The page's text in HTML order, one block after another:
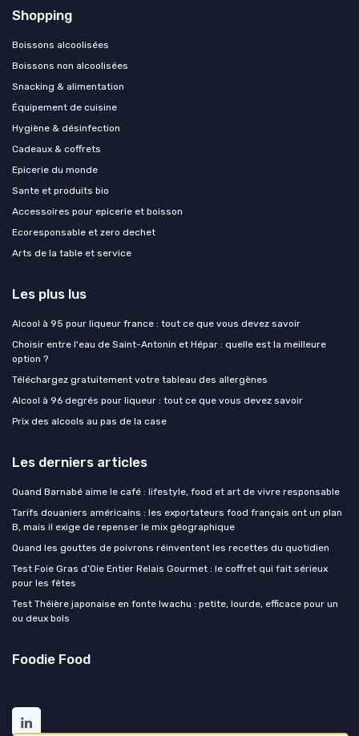
Shopping
Boissons alcoolisées
Boissons non alcoolisées
Snacking & alimentation
Équipement de cuisine
Hygiène & désinfection
Cadeaux & coffrets
Epicerie du monde
Sante et produits bio
Accessoires pour epicerie et boisson
Ecoresponsable et zero dechet
Arts de la table et service
Les plus lus
Alcool à 95 pour liqueur france : tout ce que vous devez savoir
Choisir entre l'eau de Saint-Antonin et Hépar : quelle est la meilleure
option ?
Téléchargez gratuitement votre tableau des allergènes
Alcool à 96 degrés pour liqueur : tout ce que vous devez savoir
Prix des alcools au pas de la case
Les derniers articles
Quand Barnabé aime le café : lifestyle, food et art de vivre responsable
Tarifs douaniers américains : les exportateurs food français ont un plan
B, mais il exige de repenser le mix géographique
Quand les gouttes de poivrons réinventent les recettes du quotidien
Test Foie Gras d’Oie Entier Relais Gourmet : le coffret qui fait sérieux
pour les fêtes
Test Théière japonaise en fonte Iwachu : petite, lourde, efficace pour un
ou deux bols
Foodie Food